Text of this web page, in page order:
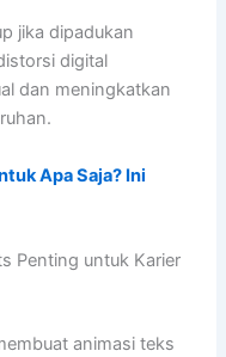
jika dipadukan
digital
dan meningkatkan
Apa Saja? Ini
Penting untuk Karier
animasi teks